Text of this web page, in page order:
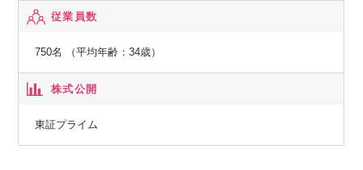
従業員数
750名 （平均年齢：34歳）
株式公開
東証プライム